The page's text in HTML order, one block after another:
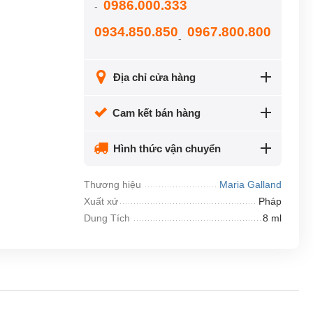
- 0986.000.333
0934.850.850- 0967.800.800
Địa chỉ cửa hàng
Cam kết bán hàng
Hình thức vận chuyển
Thương hiệu
Maria Galland
Xuất xứ
Pháp
Dung Tích
8 ml